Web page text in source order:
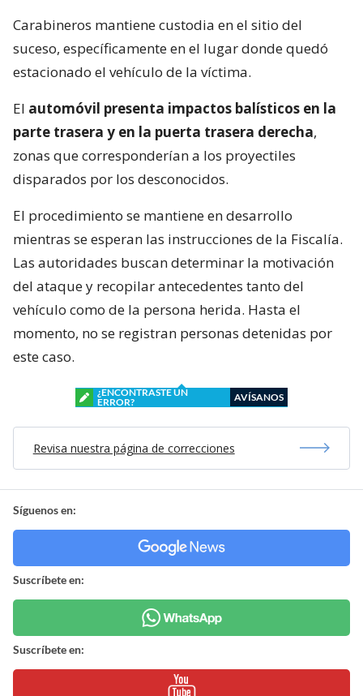
Carabineros mantiene custodia en el sitio del
suceso, específicamente en el lugar donde quedó
estacionado el vehículo de la víctima.
El automóvil presenta impactos balísticos en la
parte trasera y en la puerta trasera derecha,
zonas que corresponderían a los proyectiles
disparados por los desconocidos.
El procedimiento se mantiene en desarrollo
mientras se esperan las instrucciones de la Fiscalía.
Las autoridades buscan determinar la motivación
del ataque y recopilar antecedentes tanto del
vehículo como de la persona herida. Hasta el
momento, no se registran personas detenidas por
este caso.
¿ENCONTRASTE UN
ERROR?
AVÍSANOS
Revisa nuestra página de correcciones
Síguenos en:
Suscríbete en:
Suscríbete en: